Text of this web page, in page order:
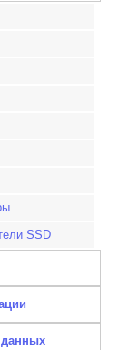
SSD
данных